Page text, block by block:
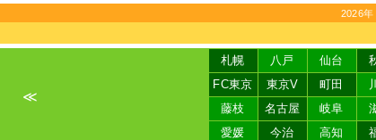
2026年
≪
札幌 八戸 仙台
FC東京
東京V 町田
藤枝
名古屋 岐阜
愛媛
今治 高知